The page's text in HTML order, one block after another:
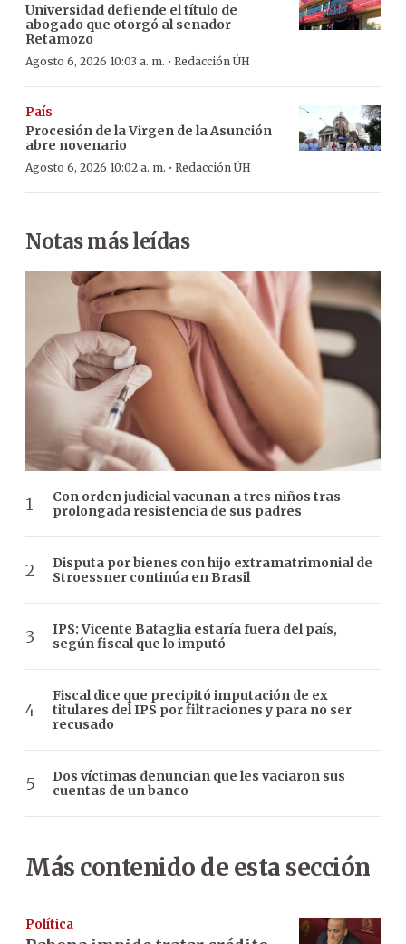
Universidad defiende el título de
abogado que otorgó al senador
Retamozo
Agosto 6, 2026 10:03 a. m. · Redacción ÚH
País
Procesión de la Virgen de la Asunción
abre novenario
Agosto 6, 2026 10:02 a. m. · Redacción ÚH
Notas más leídas
Con orden judicial vacunan a tres niños tras
prolongada resistencia de sus padres
Disputa por bienes con hijo extramatrimonial de
Stroessner continúa en Brasil
IPS: Vicente Bataglia estaría fuera del país,
según fiscal que lo imputó
Fiscal dice que precipitó imputación de ex
titulares del IPS por filtraciones y para no ser
recusado
Dos víctimas denuncian que les vaciaron sus
cuentas de un banco
Más contenido de esta sección
Política